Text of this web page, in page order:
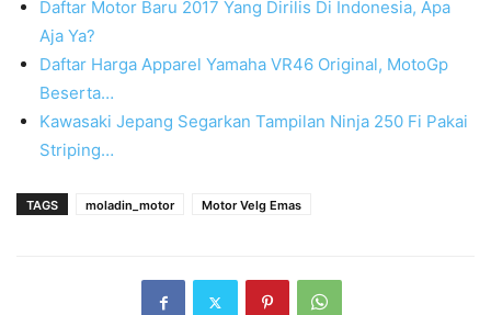
Daftar Motor Baru 2017 Yang Dirilis Di Indonesia, Apa
Aja Ya?
Daftar Harga Apparel Yamaha VR46 Original, MotoGp
Beserta…
Kawasaki Jepang Segarkan Tampilan Ninja 250 Fi Pakai
Striping…
TAGS moladin_motor Motor Velg Emas